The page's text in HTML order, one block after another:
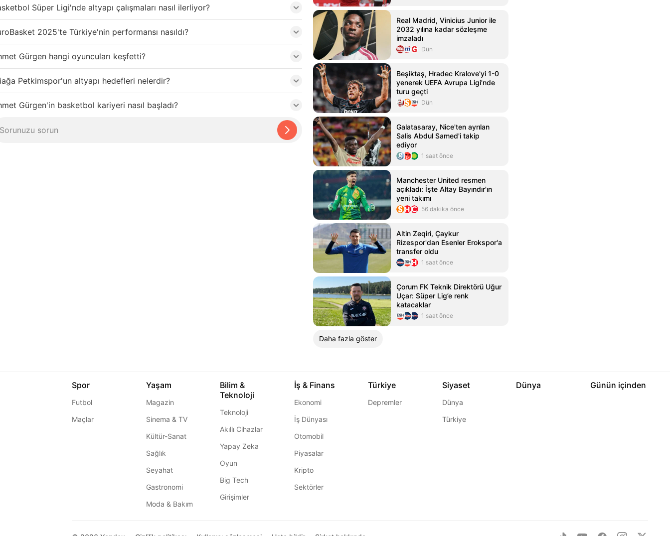
Süper Ligi'nde altyapı çalışmaları nasıl ilerliyor?
2025'te Türkiye'nin performansı nasıldı?
Gürgen hangi oyuncuları keşfetti?
Petkimspor'un altyapı hedefleri nelerdir?
Gürgen'in basketbol kariyeri nasıl başladı?
Real Madrid, Vinicius Junior ile
2032 yılına kadar sözleşme
imzaladı
Dün
Beşiktaş, Hradec Kralove'yi 1-0
yenerek UEFA Avrupa Ligi'nde
turu geçti
Dün
Galatasaray, Nice'ten ayrılan
Salis Abdul Samed'i takip
ediyor
1 saat önce
Manchester United resmen
açıkladı: İşte Altay Bayındır'ın
yeni takımı
56 dakika önce
Altin Zeqiri, Çaykur
Rizespor'dan Esenler Erokspor'a
transfer oldu
1 saat önce
Çorum FK Teknik Direktörü Uğur
Uçar: Süper Lig’e renk
katacaklar
1 saat önce
Daha fazla göster
Spor
Futbol
Maçlar
Yaşam
Magazin
Sinema & TV
Kültür-Sanat
Sağlık
Seyahat
Gastronomi
Moda & Bakım
Bilim &
Teknoloji
Teknoloji
Akıllı Cihazlar
Yapay Zeka
Oyun
Big Tech
Girişimler
İş & Finans
Ekonomi
İş Dünyası
Otomobil
Piyasalar
Kripto
Sektörler
Türkiye
Depremler
Siyaset
Dünya
Türkiye
Dünya Günün içinden